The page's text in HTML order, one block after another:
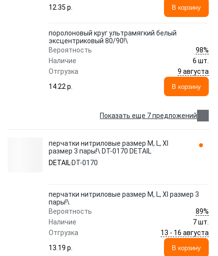
12.35 p. В корзину
поролоновый круг ультрамягкий белый
эксцентриковый 80/90!\
Вероятность
98%
Наличие
6 шт.
Отгрузка
9 августа
14.22 p.
В корзину
Показать еще 7 предложений
перчатки нитриловые размер M, L, Xl
размер 3 пары!\ DT-0170 DETAIL
DETAIL DT-0170
перчатки нитриловые размер M, L, Xl размер 3
пары!\
Вероятность
89%
Наличие
7 шт.
Отгрузка
13 - 16 августа
13.19 p.
В корзину